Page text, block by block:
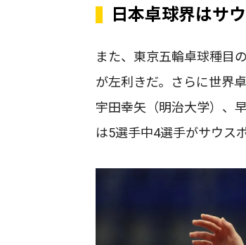
日本卓球界はサ
また、東京五輪卓球種目
が左利きだ。さらに世界
宇田幸矢（明治大学）、
は5選手中4選手がサウス